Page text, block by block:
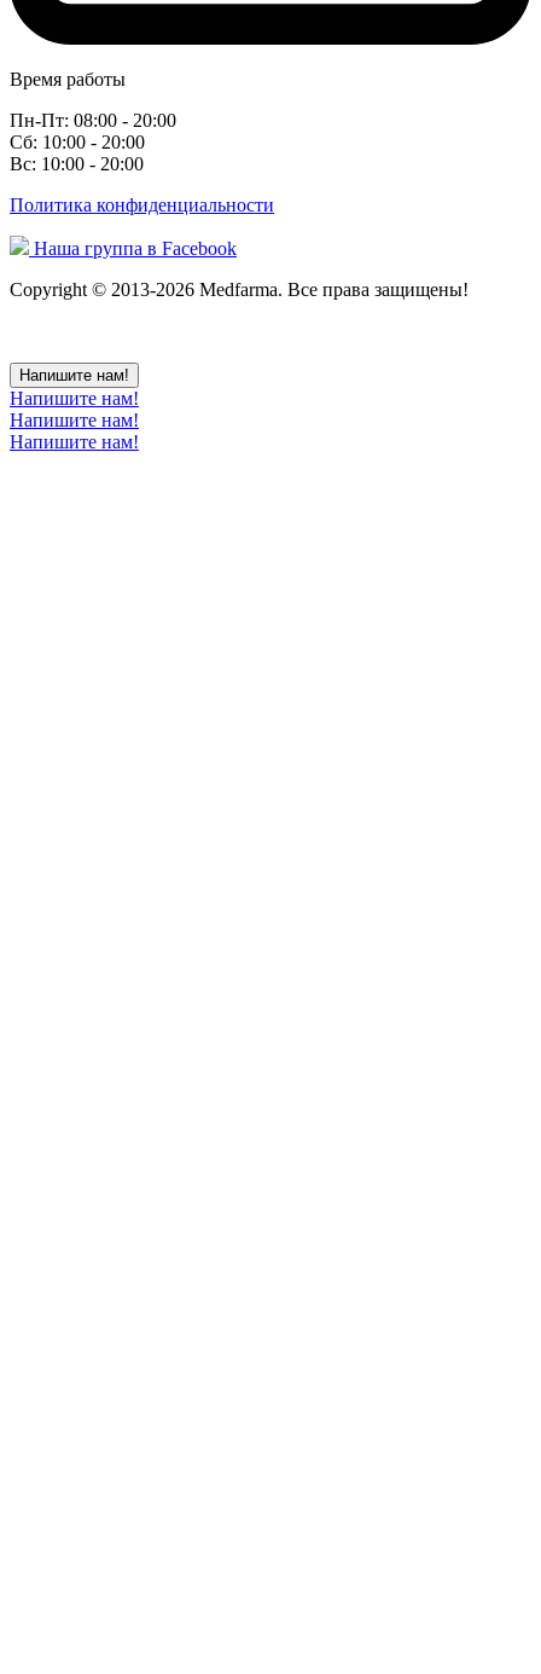
Время работы
Пн-Пт: 08:00 - 20:00
Сб: 10:00 - 20:00
Вс: 10:00 - 20:00
Политика конфиденциальности
Наша группа в Facebook
Copyright © 2013-2026 Medfarma. Все права защищены!
Напишите нам!
Напишите нам!
Напишите нам!
Напишите нам!